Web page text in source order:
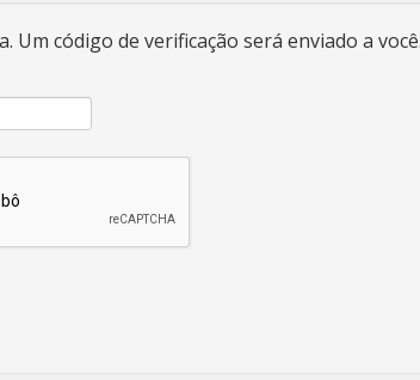
código de verificação será enviado a